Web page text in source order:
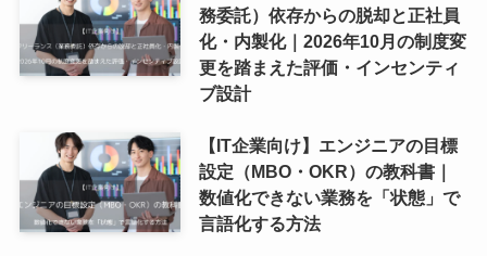
務委託）依存からの脱却と正社員
化・内製化｜2026年10月の制度変
更を踏まえた評価・インセンティ
ブ設計
【IT企業向け】エンジニアの目標
設定（MBO・OKR）の教科書｜
数値化できない業務を「状態」で
言語化する方法